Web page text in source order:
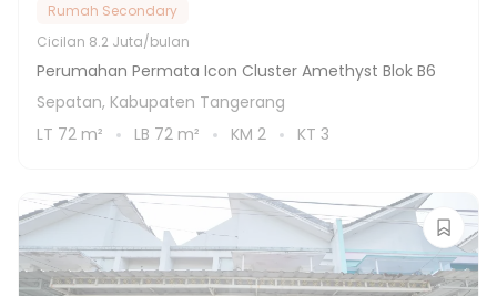
Rumah Secondary
Cicilan 8.2 Juta/bulan
Perumahan Permata Icon Cluster Amethyst Blok B6
Sepatan, Kabupaten Tangerang
LT 72 m² LB 72 m² KM 2 KT 3